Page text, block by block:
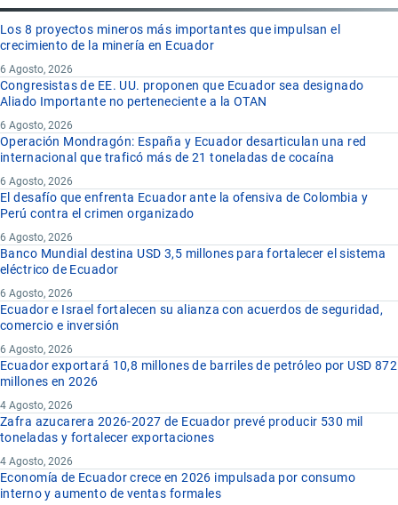
Los 8 proyectos mineros más importantes que impulsan el
crecimiento de la minería en Ecuador
6 Agosto, 2026
Congresistas de EE. UU. proponen que Ecuador sea designado
Aliado Importante no perteneciente a la OTAN
6 Agosto, 2026
Operación Mondragón: España y Ecuador desarticulan una red
internacional que traficó más de 21 toneladas de cocaína
6 Agosto, 2026
El desafío que enfrenta Ecuador ante la ofensiva de Colombia y
Perú contra el crimen organizado
6 Agosto, 2026
Banco Mundial destina USD 3,5 millones para fortalecer el sistema
eléctrico de Ecuador
6 Agosto, 2026
Ecuador e Israel fortalecen su alianza con acuerdos de seguridad,
comercio e inversión
6 Agosto, 2026
Ecuador exportará 10,8 millones de barriles de petróleo por USD 872
millones en 2026
4 Agosto, 2026
Zafra azucarera 2026-2027 de Ecuador prevé producir 530 mil
toneladas y fortalecer exportaciones
4 Agosto, 2026
Economía de Ecuador crece en 2026 impulsada por consumo
interno y aumento de ventas formales